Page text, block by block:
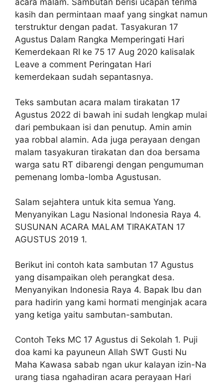
acara malam. Sambutan berisi ucapan terima
kasih dan permintaan maaf yang singkat namun
terstruktur dengan padat. Tasyakuran 17
Agustus Dalam Rangka Memperingati Hari
Kemerdekaan RI ke 75 17 Aug 2020 kalisalak
Leave a comment Peringatan Hari
kemerdekaan sudah sepantasnya.
Teks sambutan acara malam tirakatan 17
Agustus 2022 di bawah ini sudah lengkap mulai
dari pembukaan isi dan penutup. Amin amin
yaa robbal alamin. Ada juga perayaan dengan
malam tasyakuran tirakatan dan doa bersama
warga satu RT dibarengi dengan pengumuman
pemenang lomba-lomba Agustusan.
Salam sejahtera untuk kita semua Yang.
Menyanyikan Lagu Nasional Indonesia Raya 4.
SUSUNAN ACARA MALAM TIRAKATAN 17
AGUSTUS 2019 1.
Berikut ini contoh kata sambutan 17 Agustus
yang disampaikan oleh perangkat desa.
Menyanyikan Indonesia Raya 4. Bapak Ibu dan
para hadirin yang kami hormati menginjak acara
yang ketiga yaitu sambutan-sambutan.
Contoh Teks MC 17 Agustus di Sekolah 1. Puji
doa kami ka payuneun Allah SWT Gusti Nu
Maha Kawasa sabab ngan ukur kalayan izin-Na
urang tiasa ngahadiran acara perayaan Hari